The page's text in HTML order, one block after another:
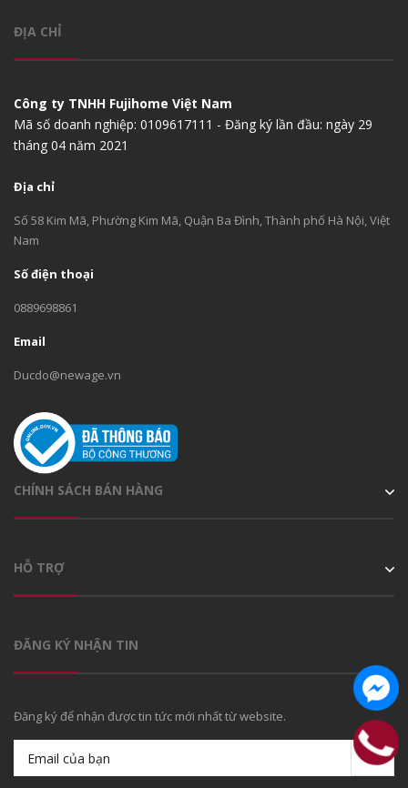
ĐỊA CHỈ
Công ty TNHH Fujihome Việt Nam
Mã số doanh nghiệp: 0109617111 - Đăng ký lần đầu: ngày 29
tháng 04 năm 2021
Địa chỉ
Số 58 Kim Mã, Phường Kim Mã, Quận Ba Đình, Thành phố Hà Nội, Việt
Nam
Số điện thoại
0889698861
Email
Ducdo@newage.vn
CHÍNH SÁCH BÁN HÀNG
HỖ TRỢ
ĐĂNG KÝ NHẬN TIN
Đăng ký để nhận được tin tức mới nhất từ website.